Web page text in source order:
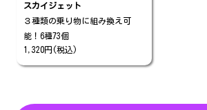
スカイジェット
３種類の乗り物に組み換え可
能！6種73個
1,320円(税込)